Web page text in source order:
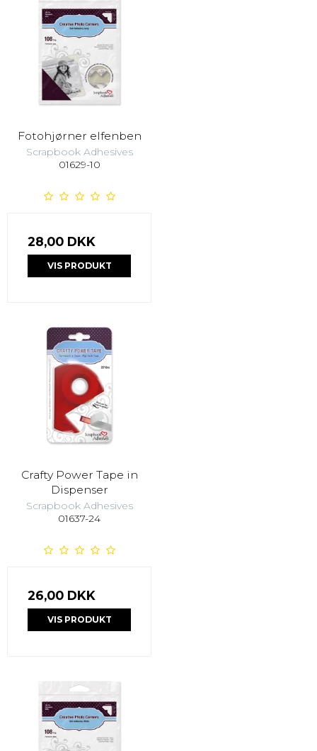
Fotohjørner elfenben
Scrapbook Adhesives
01629-10
28,00 DKK
VIS PRODUKT
Crafty Power Tape in
Dispenser
Scrapbook Adhesives
01637-24
26,00 DKK
VIS PRODUKT